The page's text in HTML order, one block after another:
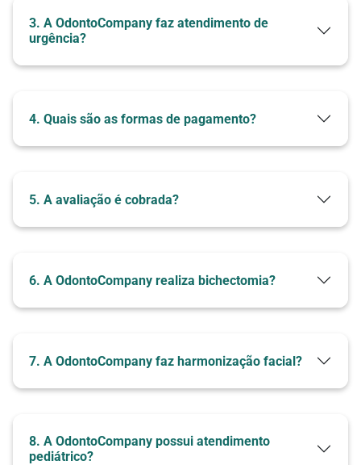
3. A OdontoCompany faz atendimento de
urgência?
4. Quais são as formas de pagamento?
5. A avaliação é cobrada?
6. A OdontoCompany realiza bichectomia?
7. A OdontoCompany faz harmonização facial?
8. A OdontoCompany possui atendimento
pediátrico?